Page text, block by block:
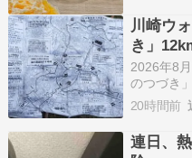
う
ので自宅
川崎ウ
き」
2026年8
のつづき
下鉄セン
日の熱中
され、シ
センター
20時間前
連日、